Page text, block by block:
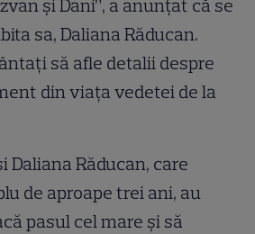
și Dani”, a anunțat că se
sa, Daliana Răducan.
să afle detalii despre
din viața vedetei de la
Daliana Răducan, care
de aproape trei ani, au
pasul cel mare și să